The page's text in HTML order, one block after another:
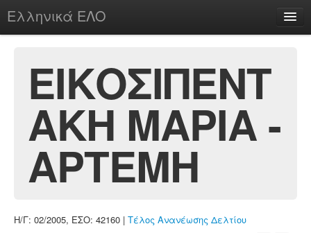
Ελληνικά ΕΛΟ
chesstu.be @ discord
Login
ΕΙΚΟΣΙΠΕΝΤ
ΑΚΗ ΜΑΡΙΑ -
ΑΡΤΕΜΗ
Η/Γ: 02/2005, ΕΣΟ: 42160 | Τέλος Ανανέωσης Δελτίου